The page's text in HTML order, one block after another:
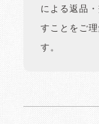
による返品
すことをご
す。